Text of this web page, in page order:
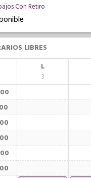
Con Retiro
LIBRES
L
3